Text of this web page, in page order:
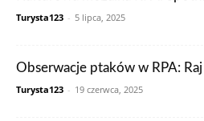
Turysta123 - 5 lipca, 2025
Obserwacje ptaków w RPA:
Turysta123 - 19 czerwca, 2025